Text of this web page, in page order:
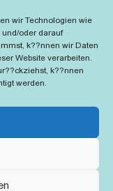
wir Technologien wie
oder darauf
k??nnen wir Daten
Website verarbeiten.
k??nnen
werden.
die Heide …
nicht …